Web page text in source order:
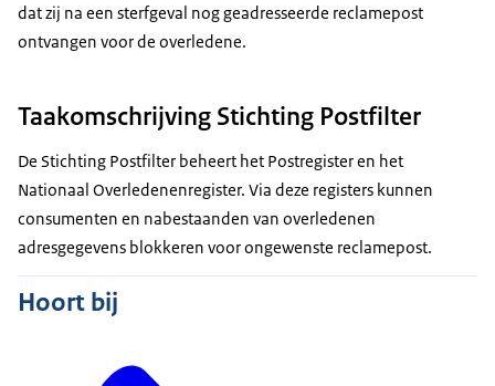
dat zij na een sterfgeval nog geadresseerde reclamepost
ontvangen voor de overledene.
Taakomschrijving Stichting Postfilter
De Stichting Postfilter beheert het Postregister en het
Nationaal Overledenenregister. Via deze registers kunnen
consumenten en nabestaanden van overledenen
adresgegevens blokkeren voor ongewenste reclamepost.
Hoort bij